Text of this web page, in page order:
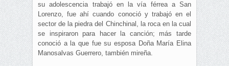
su adolescencia trabajó en la vía férrea a San
Lorenzo, fue ahí cuando conoció y trabajó en el
sector de la piedra del Chinchinal, la roca en la cual
se inspiraron para hacer la canción; más tarde
conoció a la que fue su esposa Doña María Elina
Manosalvas Guerrero, también mireña.